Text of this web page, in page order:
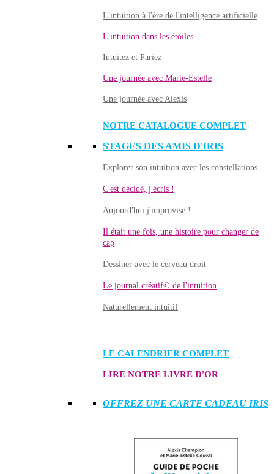
L'intuition à l'ère de l'intelligence artificielle
L'intuition dans les étoiles
Intuitez et Pariez
Une journée avec Marie-Estelle
Une journée avec Alexis
NOTRE CATALOGUE COMPLET
STAGES DES AMIS D'IRIS
Explorer son intuition avec les constellations
C'est décidé, j'écris !
Aujourd'hui j'improvise !
Il était une fois, une histoire pour changer de
cap
Dessiner avec le cerveau droit
Le journal créatif© de l'intuition
Naturellement intuitif
LE CALENDRIER COMPLET
LIRE NOTRE LIVRE D'OR
OFFREZ UNE CARTE CADEAU IRIS